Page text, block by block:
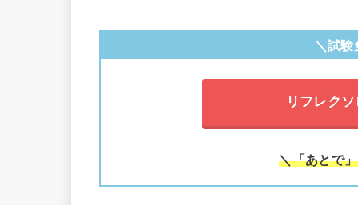
＼試
リフレク
＼「あとで